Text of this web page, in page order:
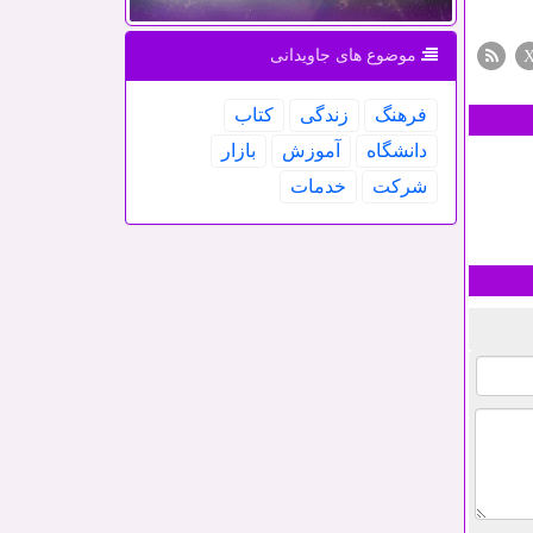
موضوع های جاویدانی
فرهنگ زندگی
كتاب
دانشگاه
آموزش
بازار
شركت
خدمات